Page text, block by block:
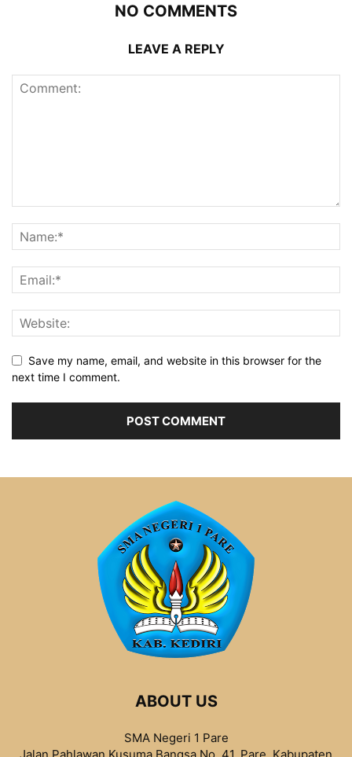
NO COMMENTS
LEAVE A REPLY
Save my name, email, and website in this browser for the
next time I comment.
ABOUT US
SMA Negeri 1 Pare